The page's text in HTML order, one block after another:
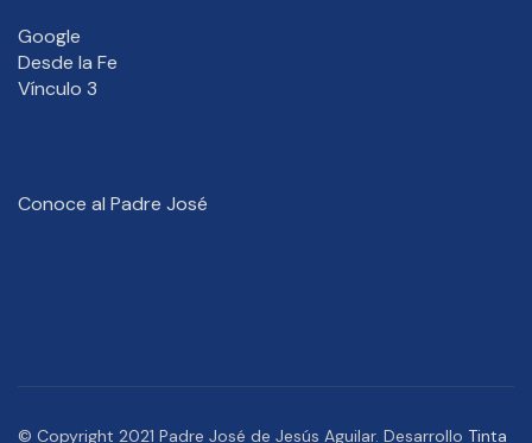
Google
Desde la Fe
Vínculo 3
Conoce al Padre José
© Copyright 2021 Padre José de Jesús Aguilar. Desarrollo Tinta